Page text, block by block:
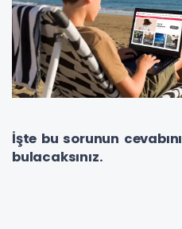
İşte bu sorunun
bulacaksınız.